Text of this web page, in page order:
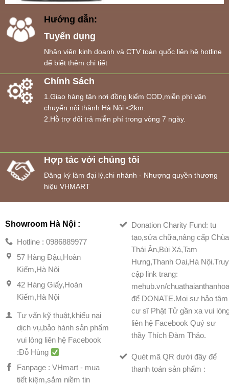
Hướng dẫn:
Tuyển dụng
Nhân viên kinh doanh và CTV toàn quốc liên hệ hotline
để biết thêm chi tiết
Chính Sách
1.Giao hàng tận nơi đồng kiểm COD,miễn phí vận
chuyển nội thành Hà Nội <2km.
2.Hỗ trợ đổi trả miễn phí trong vòng 7 ngày.
Hợp tác với chúng tôi
Đăng ký làm đại lý,chi nhánh - Nhượng quyền thương
hiệu VHMART
Showroom Hà Nội :
Hotline : 0986889977
57 Hàng Đậu,Hoàn
Kiếm,Hà Nội
42 Hàng Giấy,Hoàn
Kiếm,Hà Nội
Tư vấn kỹ thuật,khiếu nại
dịch vụ,bảo hành sản phẩm
vui lòng liên hệ Facebook
:Đỗ Hùng
Fanpage : VHmart - mua
tiết kiệm,sắm niềm tin
Donation Charity Fund: tu
tạo,sửa chữa,nâng cấp Chùa
Thái Ân,Bùi Xá,Tam
Hưng,Thanh Oai,Hà Nội.Truy
cập link trang:
mehub.vn/
để DONATE.Mọi sự hảo tâm
cư sĩ Phật Tử gần xa vui
liên hệ Facebook Quý sư
thầy Thích Đàm Thảo.
Quét mã QR dưới đây để
thanh toán sản phẩm :